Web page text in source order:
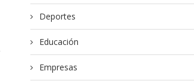
Deportes
Educación
Empresas